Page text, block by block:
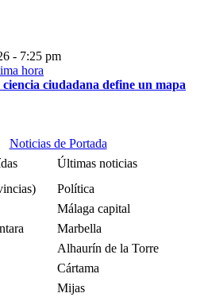
- 7:25 pm
ciudadana define un mapa
Noticias de Portada
Últimas noticias
Política
Málaga capital
Marbella
Alhaurín de la Torre
Cártama
Mijas